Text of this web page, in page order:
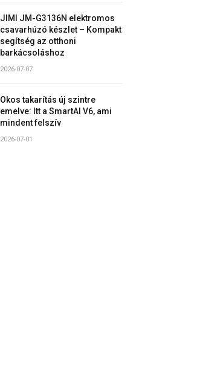
JIMI JM-G3136N elektromos
csavarhúzó készlet – Kompakt
segítség az otthoni
barkácsoláshoz
2026-07-07
Okos takarítás új szintre
emelve: Itt a SmartAI V6, ami
mindent felszív
2026-07-01